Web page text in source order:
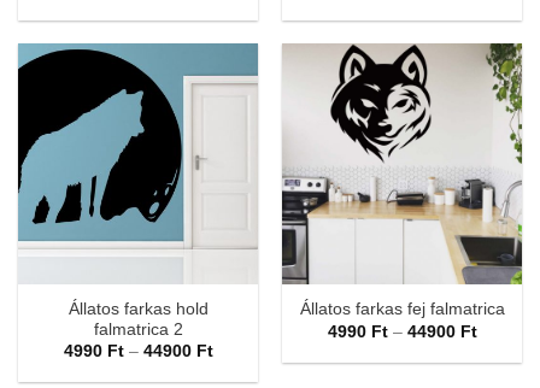
-
-
Állatos farkas hold
falmatrica 2
4990 Ft – 44900 FtÁrtartomány:
-
Állatos farkas fej falmatrica
4990 Ft – 44900 Ft
-